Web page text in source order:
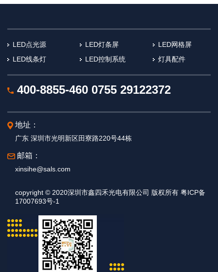
LED点光源 LED灯条屏
LED网格屏
LED线条灯
LED控制系统 灯具配件
400-8855-460 0755 29122372
地址：
广东 深圳市光明新区田寮路220号44栋
邮箱：
xinsihe@sals.com
copyright © 2020深圳市鑫四禾光电有限公司 版权所有 粤ICP备
17007693号-1